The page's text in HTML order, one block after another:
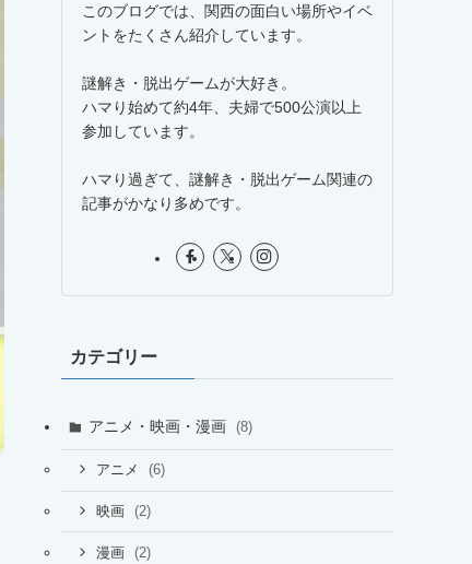
このブログでは、関西の面白い場所やイベ
ントをたくさん紹介しています。
謎解き・脱出ゲームが大好き。
ハマり始めて約4年、夫婦で500公演以上
参加しています。
ハマり過ぎて、謎解き・脱出ゲーム関連の
記事がかなり多めです。
カテゴリー
アニメ・映画・漫画 (8)
アニメ (6)
映画 (2)
漫画 (2)